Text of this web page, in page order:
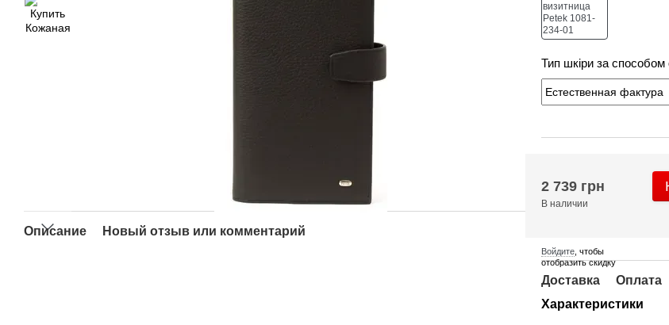
Описание Новый отзыв или комментарий
Тип шкіри за способом
2 739 грн
В наличии
Войдите , чтобы
отобразить скидку
Доставка Оплата
Характеристики